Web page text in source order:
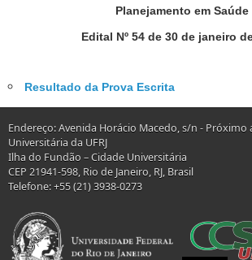
Planejamento em Saúde
Edital Nº 54 de 30 de janeiro
Resultado da Prova Escrita
Endereço: Avenida Horácio Macedo, s/n - Próximo
Universitária da UFRJ
Ilha do Fundão – Cidade Universitária
CEP 21941-598, Rio de Janeiro, RJ, Brasil
Telefone: +55 (21) 3938-0273